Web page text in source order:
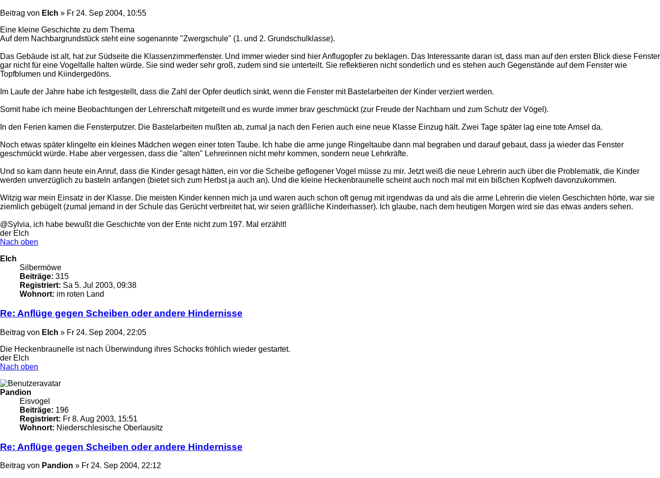
Beitrag von Elch » Fr 24. Sep 2004, 10:55
Eine kleine Geschichte zu dem Thema
Auf dem Nachbargrundstück steht eine sogenannte "Zwergschule" (1. und 2. Grundschulklasse).
Das Gebäude ist alt, hat zur Südseite die Klassenzimmerfenster. Und immer wieder sind hier Anflugopfer zu beklagen. Das Interessante daran ist, dass man auf den ersten Blick diese Fenster
gar nicht für eine Vogelfalle halten würde. Sie sind weder sehr groß, zudem sind sie unterteilt. Sie reflektieren nicht sonderlich und es stehen auch Gegenstände auf dem Fenster wie
Topfblumen und Kiindergedöns.
Im Laufe der Jahre habe ich festgestellt, dass die Zahl der Opfer deutlich sinkt, wenn die Fenster mit Bastelarbeiten der Kinder verziert werden.
Somit habe ich meine Beobachtungen der Lehrerschaft mitgeteilt und es wurde immer brav geschmückt (zur Freude der Nachbarn und zum Schutz der Vögel).
In den Ferien kamen die Fensterputzer. Die Bastelarbeiten mußten ab, zumal ja nach den Ferien auch eine neue Klasse Einzug hält. Zwei Tage später lag eine tote Amsel da.
Noch etwas später klingelte ein kleines Mädchen wegen einer toten Taube. Ich habe die arme junge Ringeltaube dann mal begraben und darauf gebaut, dass ja wieder das Fenster
geschmückt würde. Habe aber vergessen, dass die "alten" Lehrerinnen nicht mehr kommen, sondern neue Lehrkräfte.
Und so kam dann heute ein Anruf, dass die Kinder gesagt hätten, ein vor die Scheibe geflogener Vogel müsse zu mir. Jetzt weiß die neue Lehrerin auch über die Problematik, die Kinder
werden unverzüglich zu basteln anfangen (bietet sich zum Herbst ja auch an). Und die kleine Heckenbraunelle scheint auch noch mal mit ein bißchen Kopfweh davonzukommen.
Witzig war mein Einsatz in der Klasse. Die meisten Kinder kennen mich ja und waren auch schon oft genug mit irgendwas da und als die arme Lehrerin die vielen Geschichten hörte, war sie
ziemlich gebügelt (zumal jemand in der Schule das Gerücht verbreitet hat, wir seien gräßliche Kinderhasser). Ich glaube, nach dem heutigen Morgen wird sie das etwas anders sehen.
@Sylvia, ich habe bewußt die Geschichte von der Ente nicht zum 197. Mal erzählt!
der Elch
Nach oben
Elch
Silbermöwe
Beiträge: 315
Registriert: Sa 5. Jul 2003, 09:38
Wohnort: im roten Land
Re: Anflüge gegen Scheiben oder andere Hindernisse
Beitrag von Elch » Fr 24. Sep 2004, 22:05
Die Heckenbraunelle ist nach Überwindung ihres Schocks fröhlich wieder gestartet.
der Elch
Nach oben
Pandion
Eisvogel
Beiträge: 196
Registriert: Fr 8. Aug 2003, 15:51
Wohnort: Niederschlesische Oberlausitz
Re: Anflüge gegen Scheiben oder andere Hindernisse
Beitrag von Pandion » Fr 24. Sep 2004, 22:12